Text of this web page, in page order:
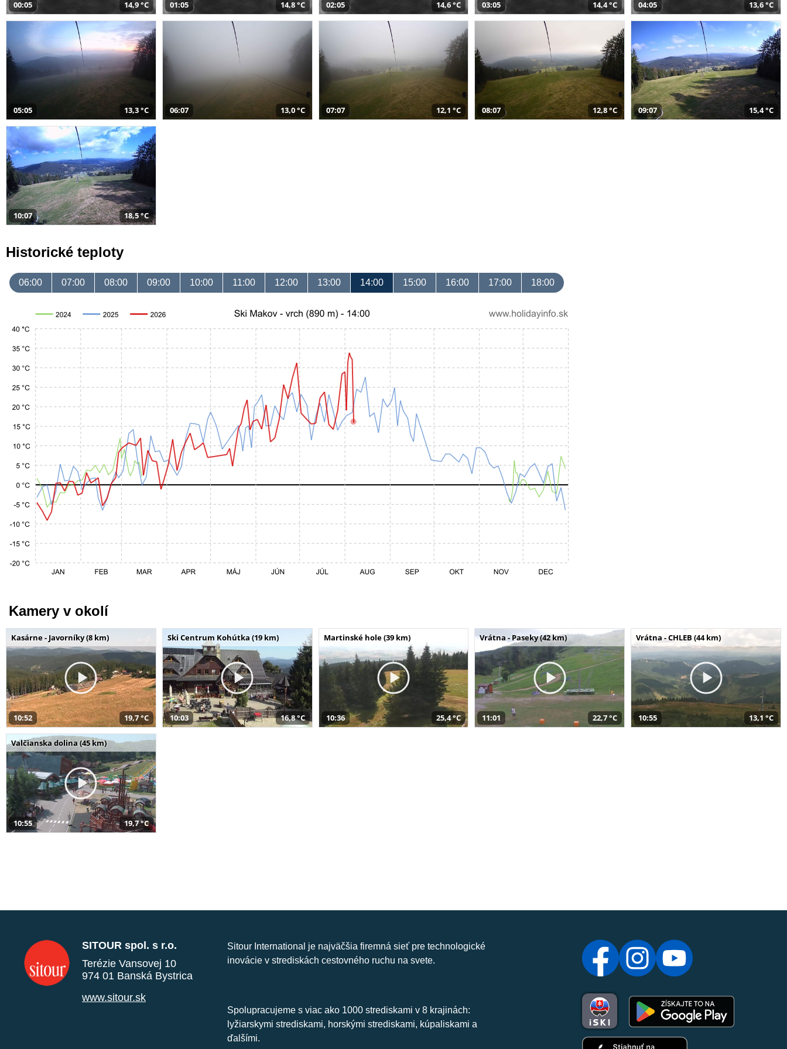
00:05 14,9 °C 01:05 14,8 °C 02:05 14,6 °C 03:05 14,4 °C 04:05 13,6 °C
05:05 13,3 °C 06:07 13,0 °C 07:07 12,1 °C 08:07 12,8 °C 09:07 15,4 °C
10:07 18,5 °C
Historické teploty
06:00 07:00 08:00 09:00 10:00 11:00 12:00 13:00 14:00 15:00 16:00 17:00 18:00
Kamery v okolí
Kasárne - Javorníky (8 km)
10:52 19,7 °C
Ski Centrum Kohútka (19 km)
10:03 16,8 °C
Martinské hole (39 km)
10:36 25,4 °C
Vrátna - Paseky (42 km)
11:01 22,7 °C
Vrátna - CHLEB (44 km)
10:55 13,1 °C
Valčianska dolina (45 km)
10:55 19,7 °C
SITOUR spol. s r.o.
Terézie Vansovej 10
974 01 Banská Bystrica
www.sitour.sk
Sitour International je najväčšia firemná sieť pre technologické
inovácie v strediskách cestovného ruchu na svete.
Spolupracujeme s viac ako 1000 strediskami v 8 krajinách:
lyžiarskymi strediskami, horskými strediskami, kúpaliskami a
ďalšími.